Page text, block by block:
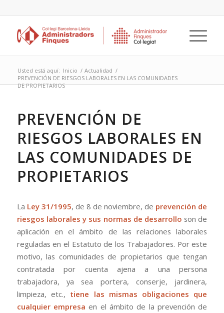
Usted está aquí: Inicio / Actualidad /
PREVENCIÓN DE RIESGOS LABORALES EN LAS COMUNIDADES
DE PROPIETARIOS
PREVENCIÓN DE
RIESGOS LABORALES EN
LAS COMUNIDADES DE
PROPIETARIOS
La Ley 31/1995, de 8 de noviembre, de prevención de
riesgos laborales y sus normas de desarrollo son de
aplicación en el ámbito de las relaciones laborales
reguladas en el Estatuto de los Trabajadores. Por este
motivo, las comunidades de propietarios que tengan
contratada por cuenta ajena a una persona
trabajadora, ya sea portera, conserje, jardinera,
limpieza, etc., tiene las mismas obligaciones que
cualquier empresaen el ámbito de la prevención de